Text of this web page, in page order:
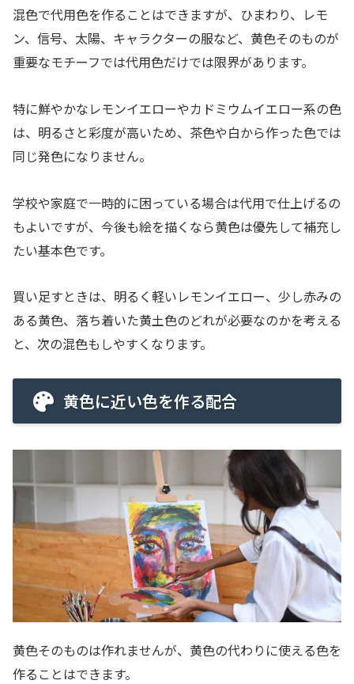
混色で代用色を作ることはできますが、ひまわり、レモ
ン、信号、太陽、キャラクターの服など、黄色そのものが
重要なモチーフでは代用色だけでは限界があります。
特に鮮やかなレモンイエローやカドミウムイエロー系の色
は、明るさと彩度が高いため、茶色や白から作った色では
同じ発色になりません。
学校や家庭で一時的に困っている場合は代用で仕上げるの
もよいですが、今後も絵を描くなら黄色は優先して補充し
たい基本色です。
買い足すときは、明るく軽いレモンイエロー、少し赤みの
ある黄色、落ち着いた黄土色のどれが必要なのかを考える
と、次の混色もしやすくなります。
黄色に近い色を作る配合
黄色そのものは作れませんが、黄色の代わりに使える色を
作ることはできます。